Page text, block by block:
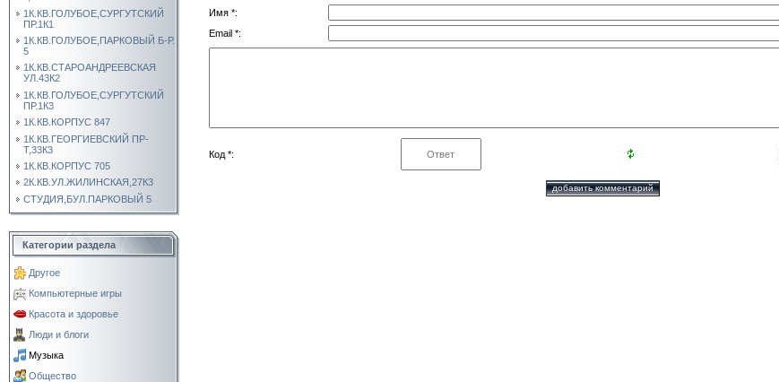
1К.КВ.ГОЛУБОЕ,СУРГУТСКИЙ
ПР.1К1
1К.КВ.ГОЛУБОЕ,ПАРКОВЫЙ Б-Р.
5
1К.КВ.СТАРОАНДРЕЕВСКАЯ
УЛ.43К2
1К.КВ.ГОЛУБОЕ,СУРГУТСКИЙ
ПР.1К3
1К.КВ.КОРПУС 847
1К.КВ.ГЕОРГИЕВСКИЙ ПР-
Т,33К3
1К.КВ.КОРПУС 705
2К.КВ.УЛ.ЖИЛИНСКАЯ,27К3
СТУДИЯ,БУЛ.ПАРКОВЫЙ 5
Категории раздела
Другое
Компьютерные игры
Красота и здоровье
Люди и блоги
Музыка
Общество
Имя *:
Email *:
Код *: